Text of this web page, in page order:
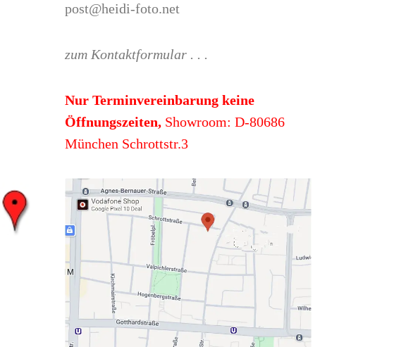
post@heidi-foto.net
zum Kontaktformular . . .
Nur Terminvereinbarung keine
Öffnungszeiten, Showroom: D-80686
München Schrottstr.3